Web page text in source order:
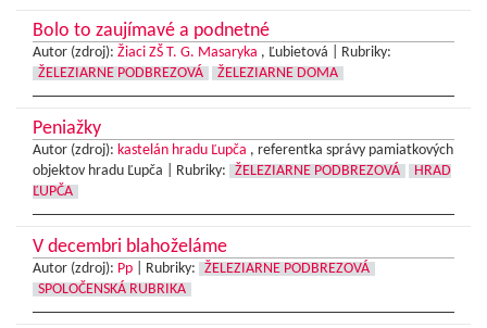
Bolo to zaujímavé a podnetné
Autor (zdroj): Žiaci ZŠ T. G. Masaryka , Ľubietová |
Rubriky:
ŽELEZIARNE PODBREZOVÁ
ŽELEZIARNE DOMA
Peniažky
Autor (zdroj): kastelán hradu Ľupča , referentka správy pamiatkových
objektov hradu Ľupča |
Rubriky: ŽELEZIARNE PODBREZOVÁ
HRAD
ĽUPČA
V decembri blahoželáme
Autor (zdroj): Pp Rubriky:
ŽELEZIARNE PODBREZOVÁ
SPOLOČENSKÁ RUBRIKA